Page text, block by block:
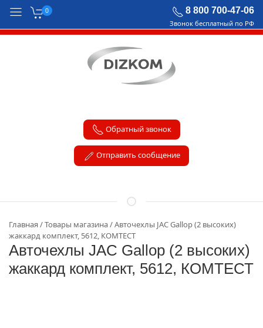
0 8 800 700-47-06
Звонок бесплатный по РФ
Обратный звонок
Отправить сообщение
Главная Товары магазина
Авточехлы JAC Gallop (2 высоких)
жаккард комплект, 5612, КОМТЕСТ
Авточехлы JAC Gallop (2 высоких)
жаккард комплект, 5612, КОМТЕСТ